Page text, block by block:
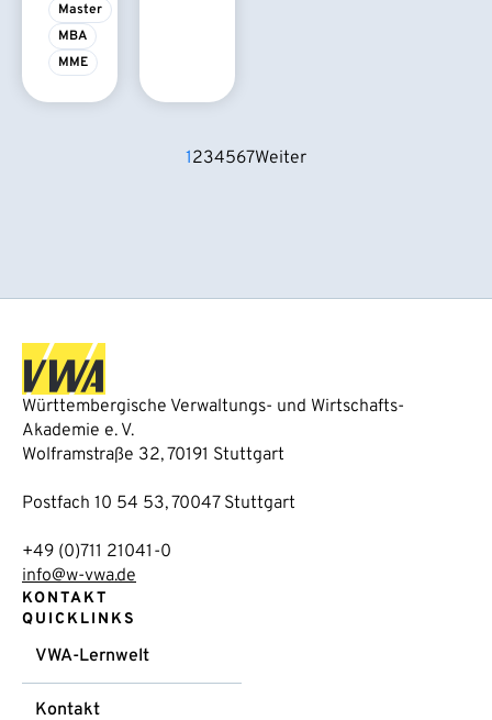
Master
MBA
MME
1234567Weiter
Württembergische Verwaltungs- und Wirtschafts-
Akademie e. V.
Wolframstraße 32, 70191 Stuttgart
Postfach 10 54 53, 70047 Stuttgart
+49 (0)711 21041-0
info@w-vwa.de
KONTAKT
QUICKLINKS
VWA-Lernwelt
Kontakt